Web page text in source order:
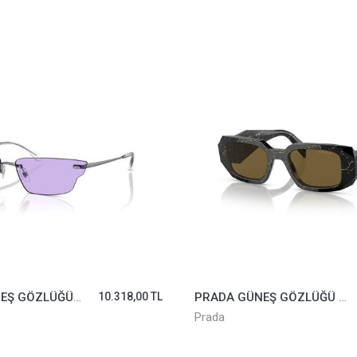
PRADA GÜNEŞ GÖZLÜĞÜ SPR17W-19D01T
27.615,00 TL